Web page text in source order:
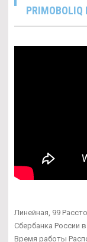
Линейная, 99
Сбербанка России
Время работы